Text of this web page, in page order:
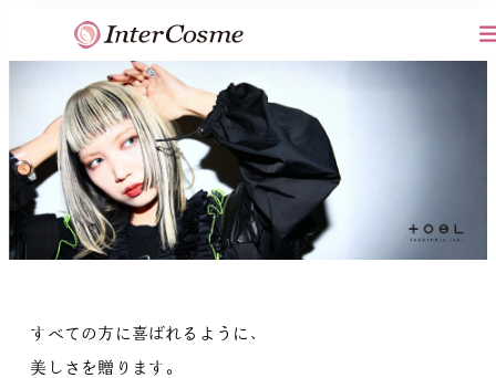
ッ
プ
すべての方に喜ばれるように、
美しさを贈ります。